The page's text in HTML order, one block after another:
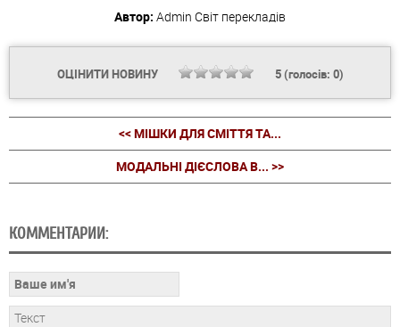
Автор: Admin Світ перекладів
ОЦІНИТИ НОВИНУ 5(голосів: 0)
<< МІШКИ ДЛЯ СМІТТЯ ТА...
МОДАЛЬНІ ДІЄСЛОВА В... >>
КОММЕНТАРИИ: